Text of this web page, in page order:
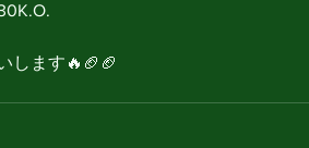
します🔥🏈🏈